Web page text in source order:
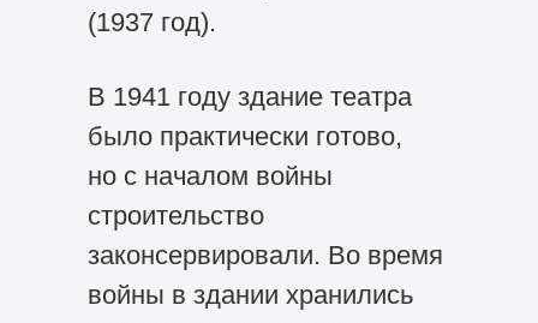
(1937 год).
В 1941 году здание театра
было практически готово,
но с началом войны
строительство
законсервировали. Во время
войны в здании хранились